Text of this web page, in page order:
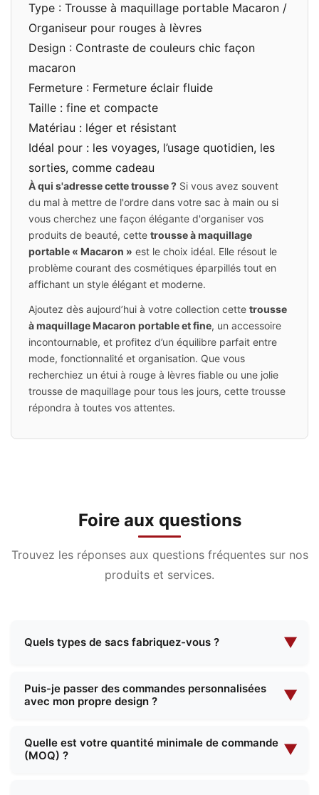
Type : Trousse à maquillage portable Macaron /
Organiseur pour rouges à lèvres
Design : Contraste de couleurs chic façon
macaron
Fermeture : Fermeture éclair fluide
Taille : fine et compacte
Matériau : léger et résistant
Idéal pour : les voyages, l’usage quotidien, les
sorties, comme cadeau
À qui s'adresse cette trousse ? Si vous avez souvent
du mal à mettre de l'ordre dans votre sac à main ou si
vous cherchez une façon élégante d'organiser vos
produits de beauté, cette trousse à maquillage
portable « Macaron » est le choix idéal. Elle résout le
problème courant des cosmétiques éparpillés tout en
affichant un style élégant et moderne.
Ajoutez dès aujourd’hui à votre collection cette trousse
à maquillage Macaron portable et fine, un accessoire
incontournable, et profitez d’un équilibre parfait entre
mode, fonctionnalité et organisation. Que vous
recherchiez un étui à rouge à lèvres fiable ou une jolie
trousse de maquillage pour tous les jours, cette trousse
répondra à toutes vos attentes.
Foire aux questions
Trouvez les réponses aux questions fréquentes sur nos
produits et services.
Quels types de sacs fabriquez-vous ? ▼
d'une large gamme de sacs, notamment des
trousses de maquillage, des trousses de
cartables, des sacs à provisions, etc. Nous
proposons à la fois des modèles standard et des
Puis-je passer des commandes personnalisées
avec mon propre design ?
▼
fabrication sur mesure. Vous pouvez nous fournir
vos propres spécifications techniques, et notre
Quelle est votre quantité minimale de commande
(MOQ) ?
▼